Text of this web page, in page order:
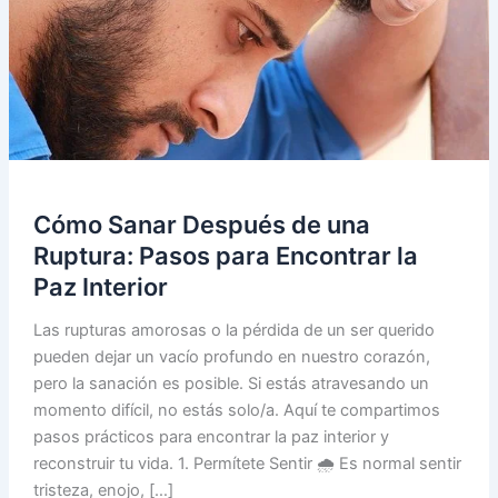
Cómo Sanar Después de una
Ruptura: Pasos para Encontrar la
Paz Interior
Las rupturas amorosas o la pérdida de un ser querido
pueden dejar un vacío profundo en nuestro corazón,
pero la sanación es posible. Si estás atravesando un
momento difícil, no estás solo/a. Aquí te compartimos
pasos prácticos para encontrar la paz interior y
reconstruir tu vida. 1. Permítete Sentir 🌧️ Es normal sentir
tristeza, enojo, […]